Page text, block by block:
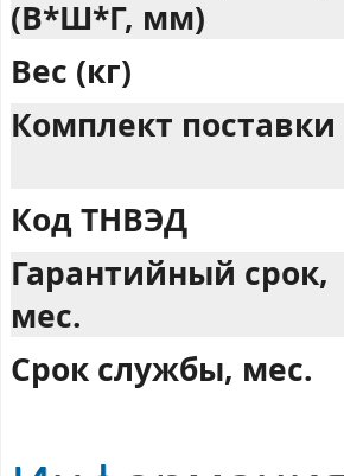
(В*Ш*Г, мм)
Вес (кг)
Комплект поставки
Код ТНВЭД
Гарантийный срок,
мес.
Срок службы, мес.